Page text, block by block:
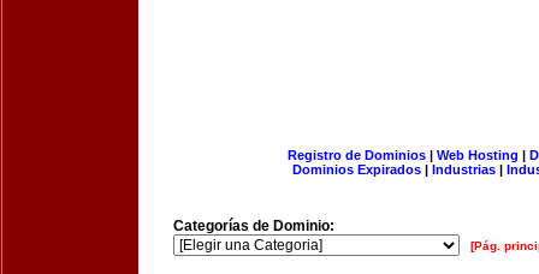
Registro de Dominios| Web Hosting |
Dominios Expirados | Industrias |
Categorías de Dominio:
[Pág.